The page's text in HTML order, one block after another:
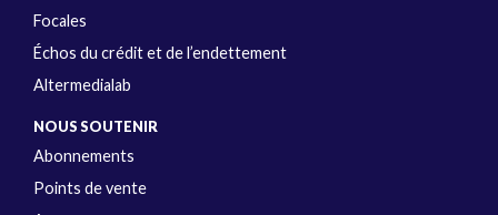
Focales
Échos du crédit et de l’endettement
Altermedialab
NOUS SOUTENIR
Abonnements
Points de vente